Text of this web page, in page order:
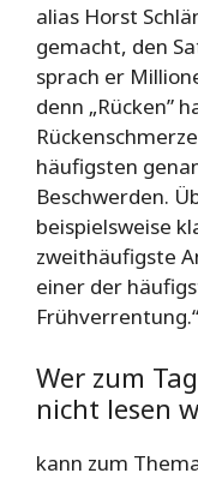
alias Horst
gemacht, den
sprach er
denn „Rücken”
häufigsten
Beschwerden.
beispielsweise
zweithäufigste
einer der
Frühverrentung.“
Wer zum
nicht lesen
kann zum